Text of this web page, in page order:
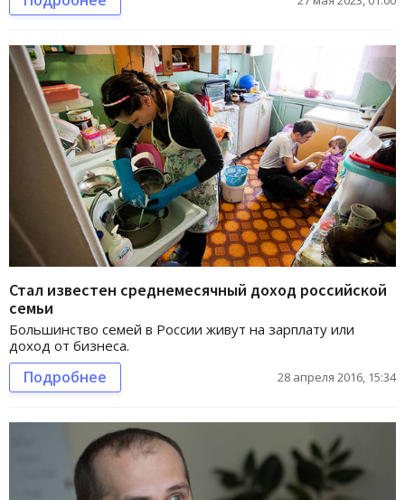
Стал известен среднемесячный доход российской
семьи
Большинство семей в России живут на зарплату или
доход от бизнеса.
Подробнее 28 апреля 2016, 15:34